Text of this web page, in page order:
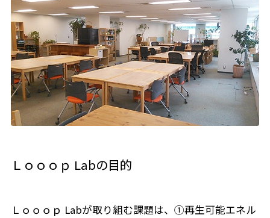
Ｌｏｏｏｐ Labの目的
Ｌｏｏｏｐ Labが取り組む課題は、①再生可能エネル